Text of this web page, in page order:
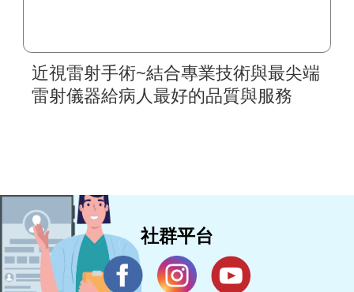
近視雷射手術~結合專業技術與最尖端
雷射儀器給病人最好的品質與服務
社群平台